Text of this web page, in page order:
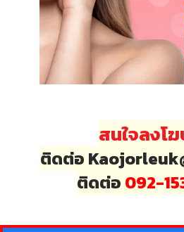
สนใจลงโ
ติดต่อ
ติดต่อ 092-